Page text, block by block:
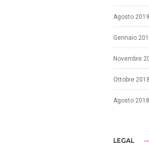
Agosto 2019
Gennaio
Novembre
Ottobre 2018
Agosto 2018
LEGAL